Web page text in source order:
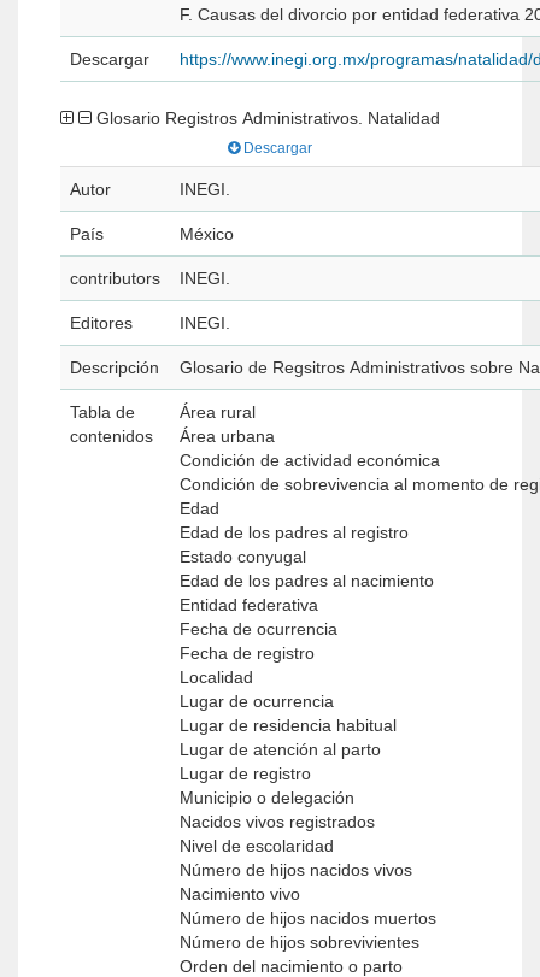
F. Causas del divorcio por entidad federativa
Descargar https://www.inegi.org.mx/programas/
Glosario Registros Administrativos. Natalidad
Descargar
Autor INEGI.
País México
contributors INEGI.
Editores INEGI.
Descripción Glosario de Regsitros Administrativos sobre
Tabla de
contenidos
Área rural
Área urbana
Condición de actividad económica
Condición de sobrevivencia al momento de
Edad
Edad de los padres al registro
Estado conyugal
Edad de los padres al nacimiento
Entidad federativa
Fecha de ocurrencia
Fecha de registro
Localidad
Lugar de ocurrencia
Lugar de residencia habitual
Lugar de atención al parto
Lugar de registro
Municipio o delegación
Nacidos vivos registrados
Nivel de escolaridad
Número de hijos nacidos vivos
Nacimiento vivo
Número de hijos nacidos muertos
Número de hijos sobrevivientes
Orden del nacimiento o parto